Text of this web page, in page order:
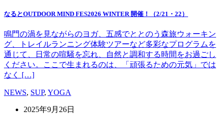
なるとOUTDOOR MIND FES2026 WINTER 開催！（2/21・22）
鳴門の渦を見ながらのヨガ、五感でととのう森旅ウォーキン
グ、トレイルランニング体験ツアーなど多彩なプログラムを
通じて、日常の喧騒を忘れ、自然と調和する時間をお過ごし
ください。ここで生まれるのは、「頑張るための元気」では
なく […]
NEWS, SUP, YOGA
2025年9月26日